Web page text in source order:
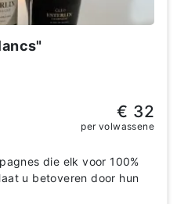
die elk voor 100%
u betoveren door hun
€ 32
per volwassene